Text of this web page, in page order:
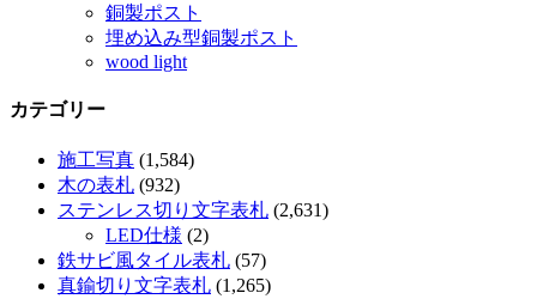
銅製ポスト
埋め込み型銅製ポスト
wood light
カテゴリー
施工写真 (1,584)
木の表札 (932)
ステンレス切り文字表札 (2,631)
LED仕様 (2)
鉄サビ風タイル表札 (57)
真鍮切り文字表札 (1,265)